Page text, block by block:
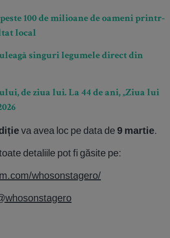
100 de milioane de oameni printr-
local
singuri legumele direct din
de ziua lui. La 44 de ani, „Ziua lui
va avea loc pe data de 9 martie.
detaliile pot fi găsite pe:
whosonstagero/